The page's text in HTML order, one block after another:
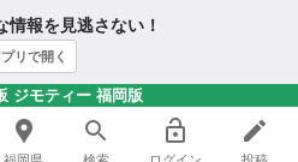
情報を見逃さない！
リで開く
ジモティー 福岡版